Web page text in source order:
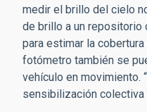
medir el brillo del cielo
de brillo a un
para estimar la
fotómetro también se
vehículo en movimiento.
sensibilización colectiva